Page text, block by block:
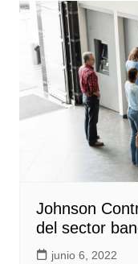
Johnson
del sector
junio 6, 2022